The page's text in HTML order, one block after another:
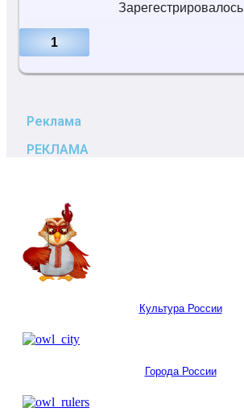
Зарегестрировалось
1
Реклама
РЕКЛАМА
Культура России
Города России